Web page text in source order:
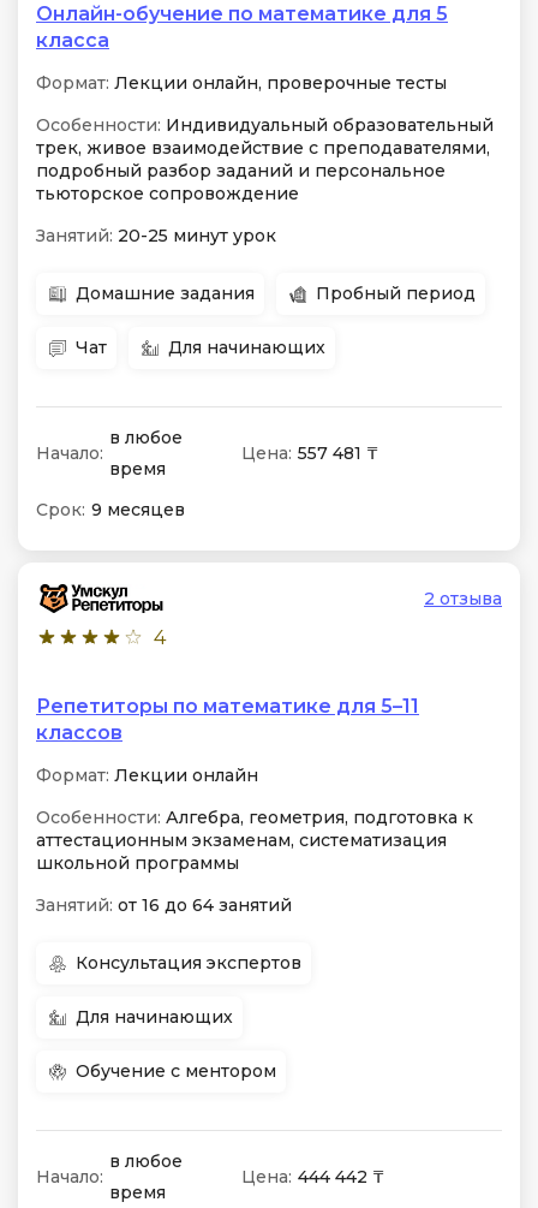
Онлайн-обучение по математике для 5
класса
Формат: Лекции онлайн, проверочные тесты
Особенности: Индивидуальный образовательный
трек, живое взаимодействие с преподавателями,
подробный разбор заданий и персональное
тьюторское сопровождение
Занятий: 20-25 минут урок
Домашние задания Пробный период
Чат Для начинающих
Начало:
в любое
время
Цена: 557 481 ₸
Срок: 9 месяцев
4
2 отзыва
Репетиторы по математике для 5–11
классов
Формат: Лекции онлайн
Особенности: Алгебра, геометрия, подготовка к
аттестационным экзаменам, систематизация
школьной программы
Занятий: от 16 до 64 занятий
Консультация экспертов
Для начинающих
Обучение с ментором
Начало:
в любое
время
Цена: 444 442 ₸